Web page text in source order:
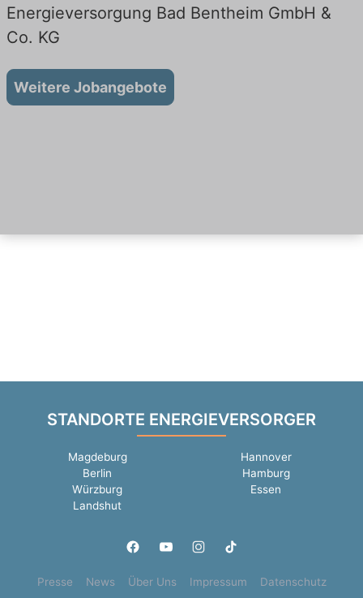
Energieversorgung Bad Bentheim GmbH &
Co. KG
Weitere Jobangebote
STANDORTE ENERGIEVERSORGER
Magdeburg
Hannover
Berlin
Hamburg
Würzburg
Essen
Landshut
Presse News Über Uns Impressum Datenschutz